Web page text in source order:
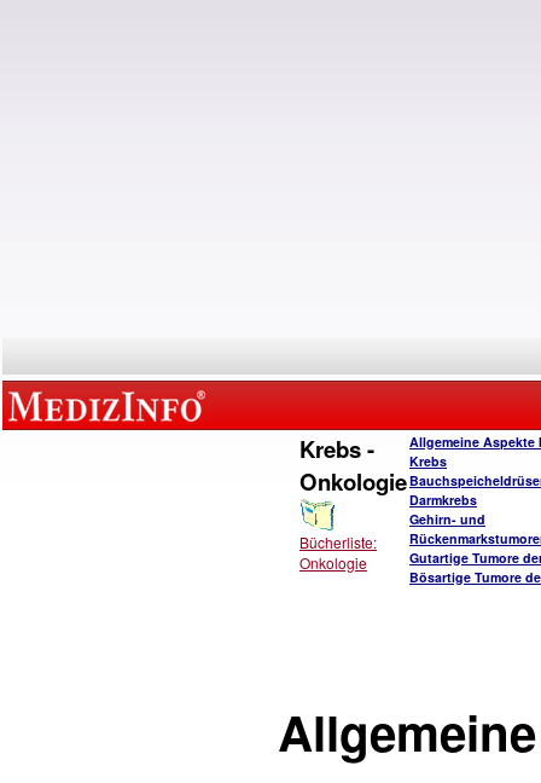
Krebs -
Onkologie
Bücherliste:
Onkologie
Allgemeine Aspekte
Krebs
Darmkrebs
Gehirn- und
Gutartige Tumore
Bösartige Tumore